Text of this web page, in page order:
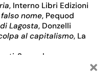
, Interno Libri Edizioni
nome, Pequod
Lagosta, Donzelli
al capitalismo, La
, Samuele